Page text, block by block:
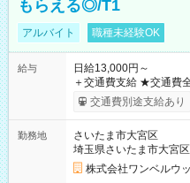
もらえる◎/T1
アルバイト 職種未経験OK
給与
日給13,000円～
＋交通費支給 ★交通費全額支給！ ┗案件により規定あり ★日払
いOK！（規定あり） ┗
ンビニATMから 日払い分を引
交通費別途支給あり
勤務地
さいたま市大宮区
埼玉県さいたま市大宮
株式会社ワンベルウ